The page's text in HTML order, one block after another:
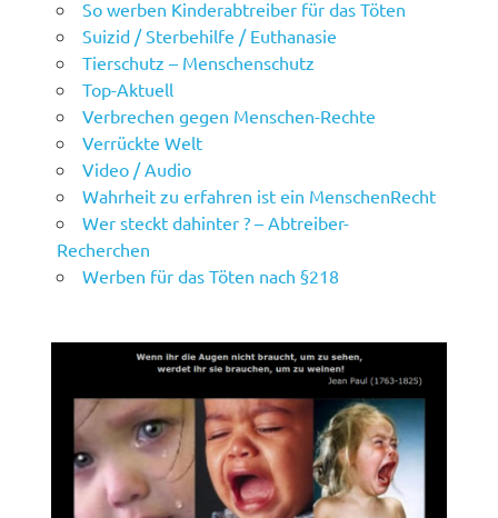
So werben Kinderabtreiber für das Töten
Suizid / Sterbehilfe / Euthanasie
Tierschutz – Menschenschutz
Top-Aktuell
Verbrechen gegen Menschen-Rechte
Verrückte Welt
Video / Audio
Wahrheit zu erfahren ist ein MenschenRecht
Wer steckt dahinter ? – Abtreiber-
Recherchen
Werben für das Töten nach §218